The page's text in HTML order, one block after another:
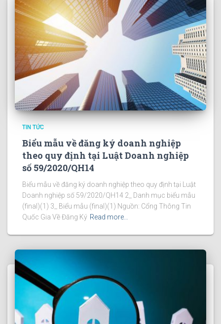
TIN TỨC
Biểu mẫu về đăng ký doanh nghiệp
theo quy định tại Luật Doanh nghiệp
số 59/2020/QH14
Biểu mẫu về đăng ký doanh nghiệp theo quy định tại Luật
Doanh nghiệp số 59/2020/QH14 2_ Danh mục biểu mẫu
(final)(1) 3_ Biểu mẫu (final)(1) Nguồn: Cổng Thông Tin
Quốc Gia Về Đăng Ký Read more…